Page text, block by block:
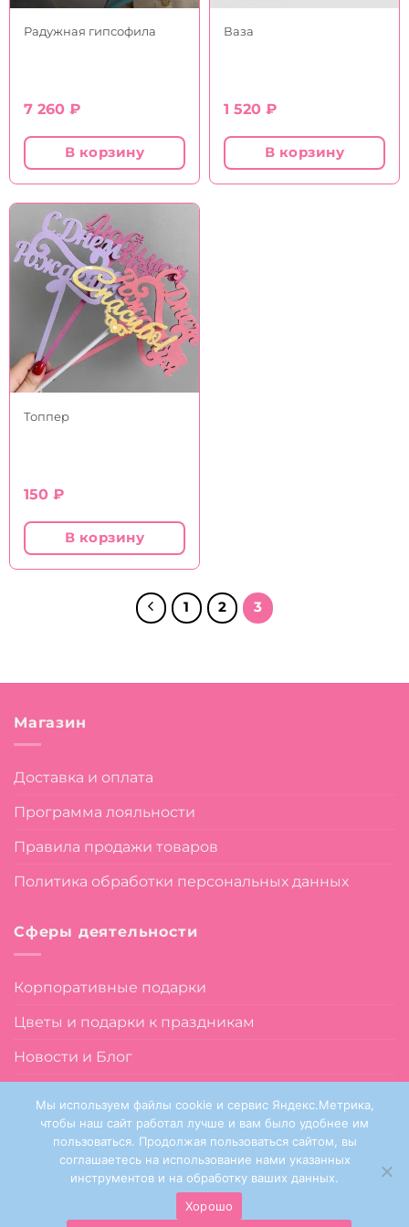
Радужная гипсофила
7 260 ₽
В корзину
Ваза
1 520 ₽
В корзину
Топпер
150 ₽
В корзину
1 2 3
Магазин
Доставка и оплата
Программа лояльности
Правила продажи товаров
Политика обработки персональных данных
Сферы деятельности
Корпоративные подарки
Цветы и подарки к праздникам
Новости и Блог
Sanata Flowers © 2024
This site is protected by reCAPTCHA and the Google
Мы используем файлы cookie и сервис Яндекс.Метрика,
чтобы наш сайт работал лучше и вам было удобнее им
пользоваться. Продолжая пользоваться сайтом, вы
соглашаетесь на использование нами указанных
инструментов и на обработку ваших данных.
Хорошо